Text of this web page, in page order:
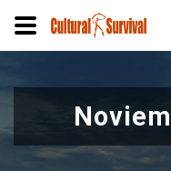
al
contenido
principal